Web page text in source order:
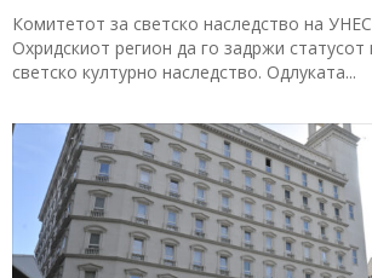
Комитетот за светско наследство на
Охридскиот регион да го задржи
светско културно наследство. Одлуката...